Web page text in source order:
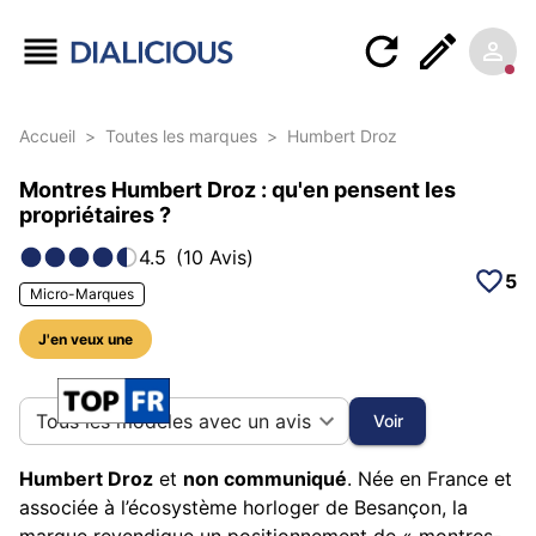
Accueil > Toutes les marques > Humbert Droz
Montres Humbert Droz : qu'en pensent les
propriétaires ?
4.5 (10 Avis)
Micro-Marques
J'en veux une
5
52 photos sur cette marque
Tous les modèles avec un avis Voir
Humbert Droz et non communiqué. Née en France et
associée à l’écosystème horloger de Besançon, la